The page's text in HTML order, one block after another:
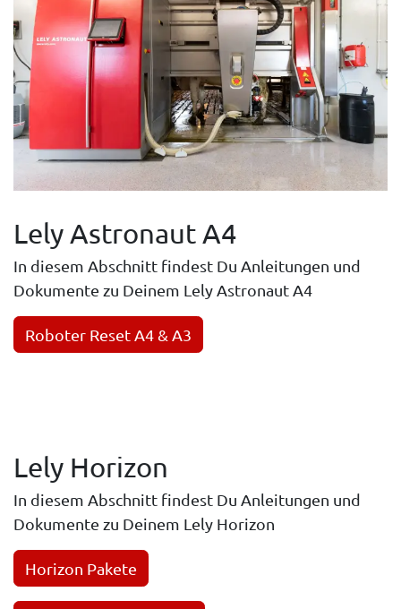
Lely Astronaut A4
In diesem Abschnitt findest Du Anleitungen und
Dokumente zu Deinem Lely Astronaut A4
Roboter Reset A4 & A3
Lely Horizon
In diesem Abschnitt findest Du Anleitungen und
Dokumente zu Deinem Lely Horizon
Horizon Pakete